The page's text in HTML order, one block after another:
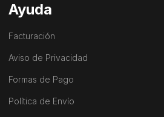
Ayuda
Facturación
Aviso de Privacidad
Formas de Pago
Política de Envío